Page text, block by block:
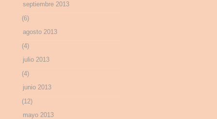
septiembre 2013
(6)
agosto 2013
(4)
julio 2013
(4)
junio 2013
(12)
mayo 2013